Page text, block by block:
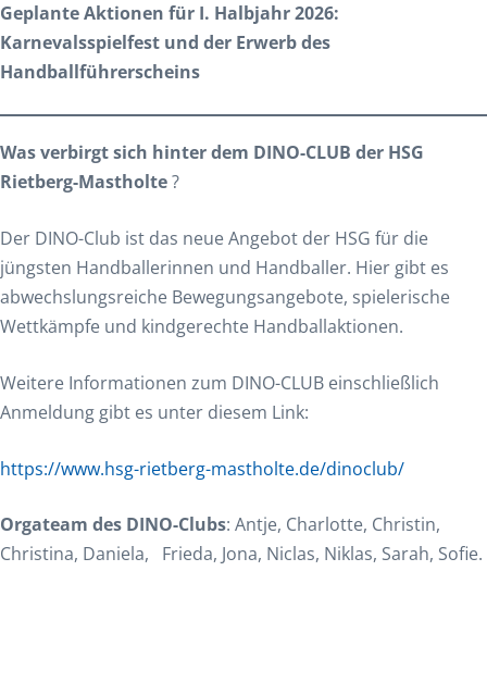
Geplante Aktionen für I. Halbjahr 2026:
Karnevalsspielfest und der Erwerb des
Handballführerscheins
Was verbirgt sich hinter dem DINO-CLUB der HSG
Rietberg-Mastholte?
Der DINO-Club ist das neue Angebot der HSG für die
jüngsten Handballerinnen und Handballer. Hier gibt es
abwechslungsreiche Bewegungsangebote, spielerische
Wettkämpfe und kindgerechte Handballaktionen.
Weitere Informationen zum DINO-CLUB einschließlich
Anmeldung gibt es unter diesem Link:
https://www.hsg-rietberg-mastholte.de/dinoclub/
Orgateam des DINO-Clubs: Antje, Charlotte, Christin,
Christina, Daniela, Frieda, Jona, Niclas, Niklas, Sarah, Sofie.